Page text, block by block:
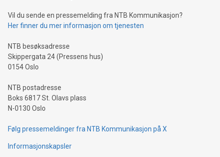
Vil du sende en pressemelding fra NTB Kommunikasjon?
Her finner du mer informasjon om tjenesten
NTB besøksadresse
Skippergata 24 (Pressens hus)
0154 Oslo
NTB postadresse
Boks 6817 St. Olavs plass
N-0130 Oslo
Følg pressemeldinger fra NTB Kommunikasjon på X
Informasjonskapsler